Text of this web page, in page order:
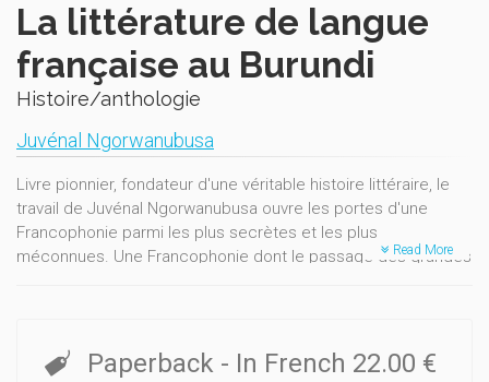
La littérature de langue
française au Burundi
Histoire/anthologie
Juvénal Ngorwanubusa
Livre pionnier, fondateur d'une véritable histoire littéraire, le
travail de Juvénal Ngorwanubusa ouvre les portes d'une
Francophonie parmi les plus secrètes et les plus
méconnues. Une Francophonie dont le passage des grandes
mais doit faire face à la résistance farouche du roi Mwezi
Gisabo. Une Francophonie dont la réalité sera dès lors plus
Read More
Paperback - In French 22.00 €